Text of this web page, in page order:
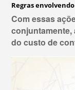
Regras
Com essas
conjuntamente,
do custo de